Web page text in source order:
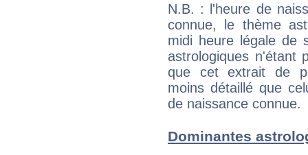
N.B. : l'heure de
connue, le thème
midi heure légale de
astrologiques n'étant
que cet extrait de
moins détaillé que
de naissance connue.
Dominantes